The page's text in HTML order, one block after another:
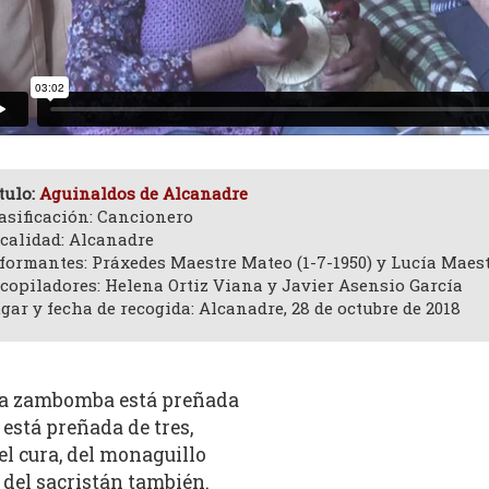
Aguinaldos de Alcanadre
Cancionero
Alcanadre
Práxedes Maestre Mateo (1-7-1950) y Lucía
Helena Ortiz Viana y Javier Asensio García
y fecha de recogida: Alcanadre, 28 de octubre de 2018
zambomba está preñada
preñada de tres,
cura, del monaguillo
sacristán también.